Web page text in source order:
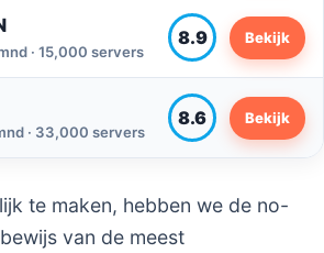
· 15,000 servers
8.9 Bekijk
· 33,000 servers
8.6 Bekijk
te maken, hebben we de no-
van de meest